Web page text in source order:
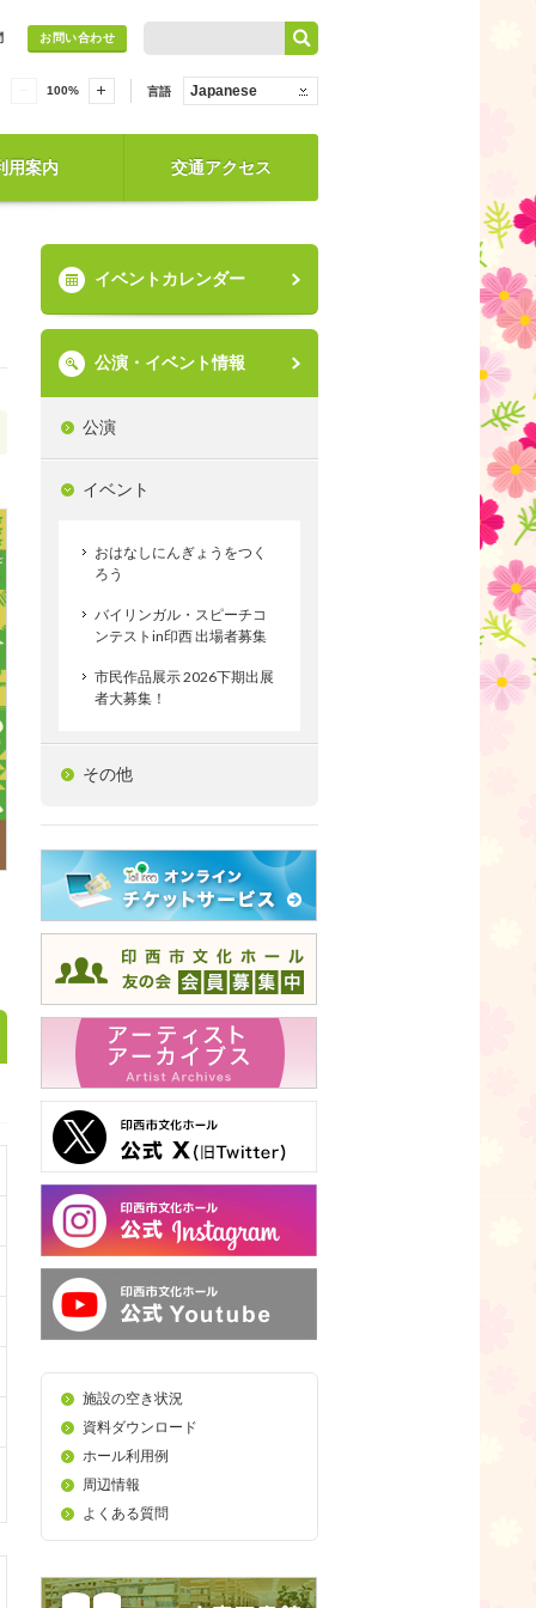
お問い合わせ
100% 言語 Japanese
用案内 交通アクセス
イベントカレンダー
公演・イベント情報
公演
イベント
おはなしにんぎょうをつく
ろう
バイリンガル・スピーチコ
ンテストin印西 出場者募集
市民作品展示 2026下期出展
者大募集！
その他
施設の空き状況
資料ダウンロード
ホール利用例
周辺情報
よくある質問